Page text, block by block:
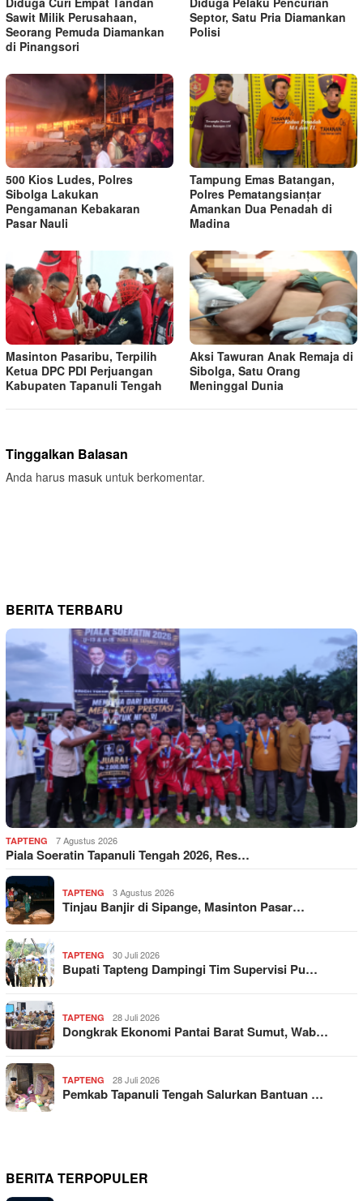
Sawit Milik Perusahaan,
Seorang Pemuda Diamankan
di Pinangsori
Septor, Satu Pria Diamankan
Polisi
500 Kios Ludes, Polres
Sibolga Lakukan
Pengamanan Kebakaran
Pasar Nauli
Tampung Emas Batangan,
Polres Pematangsianțar
Amankan Dua Penadah di
Madina
Masinton Pasaribu, Terpilih
Ketua DPC PDI Perjuangan
Kabupaten Tapanuli Tengah
Aksi Tawuran Anak Remaja di
Sibolga, Satu Orang
Meninggal Dunia
Tinggalkan Balasan
Anda harus masuk untuk berkomentar.
BERITA TERBARU
TAPTENG 7 Agustus 2026
Piala Soeratin Tapanuli Tengah 2026, Res…
TAPTENG 3 Agustus 2026
Tinjau Banjir di Sipange, Masinton Pasar…
TAPTENG 30 Juli 2026
Bupati Tapteng Dampingi Tim Supervisi Pu…
TAPTENG 28 Juli 2026
Dongkrak Ekonomi Pantai Barat Sumut, Wab…
TAPTENG 28 Juli 2026
Pemkab Tapanuli Tengah Salurkan Bantuan …
BERITA TERPOPULER